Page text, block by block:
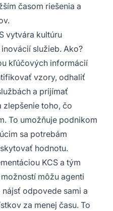
časom riešenia a
vytvára kultúru
služieb. Ako?
kľúčových informácií
vzory, odhaliť
a prijímať
toho, čo
To umožňuje podnikom
sa potrebám
hodnotu.
KCS a tým
môžu agenti
odpovede sami a
za menej času. To